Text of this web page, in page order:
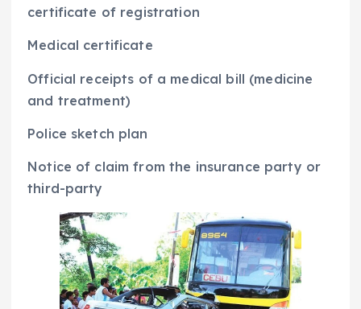
certificate of registration
Medical certificate
Official receipts of a medical bill (medicine
and treatment)
Police sketch plan
Notice of claim from the insurance party or
third-party